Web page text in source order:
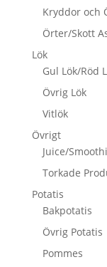
Kryddor och
Örter/Skott
Lök
Gul Lök/Röd
Övrig Lök
Vitlök
Övrigt
Juice/
Torkade
Potatis
Bakpotatis
Övrig Potatis
Pommes